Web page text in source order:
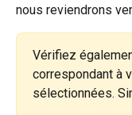
nous reviendrons
Vérifiez
correspondant à
sélectionnées.